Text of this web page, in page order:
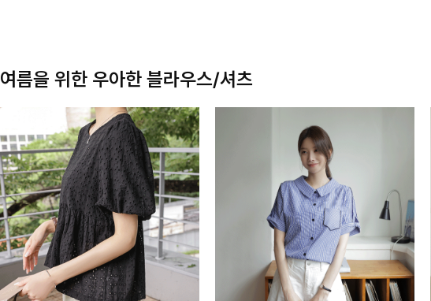
여름을 위한 우아한 블라우스/셔츠